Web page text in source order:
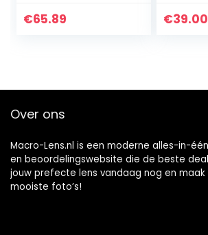
Verstelbare
€65.89
smc FA
€39.00
Over ons
Macro-Lens.nl is een moderne alles-in-
en beoordelingswebsite die de beste
jouw prefecte lens vandaag nog en
mooiste foto’s!